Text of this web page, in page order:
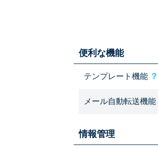
便利な機能
テンプレート機能 ？
メール自動転送機能
情報管理